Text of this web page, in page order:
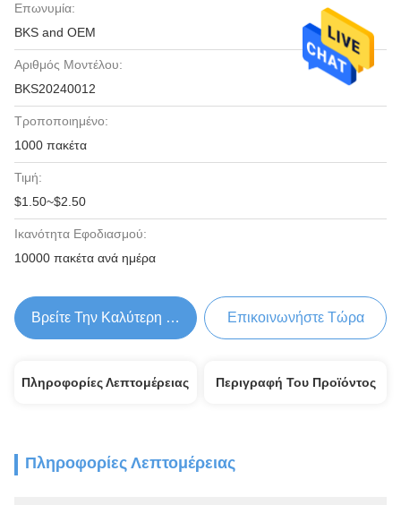
Επωνυμία:
BKS and OEM
Αριθμός Μοντέλου:
BKS20240012
Τροποποιημένο:
1000 πακέτα
Τιμή:
$1.50~$2.50
Ικανότητα Εφοδιασμού:
10000 πακέτα ανά ημέρα
Βρείτε Την Καλύτερη Τιμή Επικοινωνήστε Τώρα
Πληροφορίες Λεπτομέρειας Περιγραφή Του Προϊόντος
Πληροφορίες Λεπτομέρειας